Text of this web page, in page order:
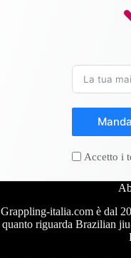
Accetto i
Grappling-italia.com è dal
quanto riguarda Brazilian